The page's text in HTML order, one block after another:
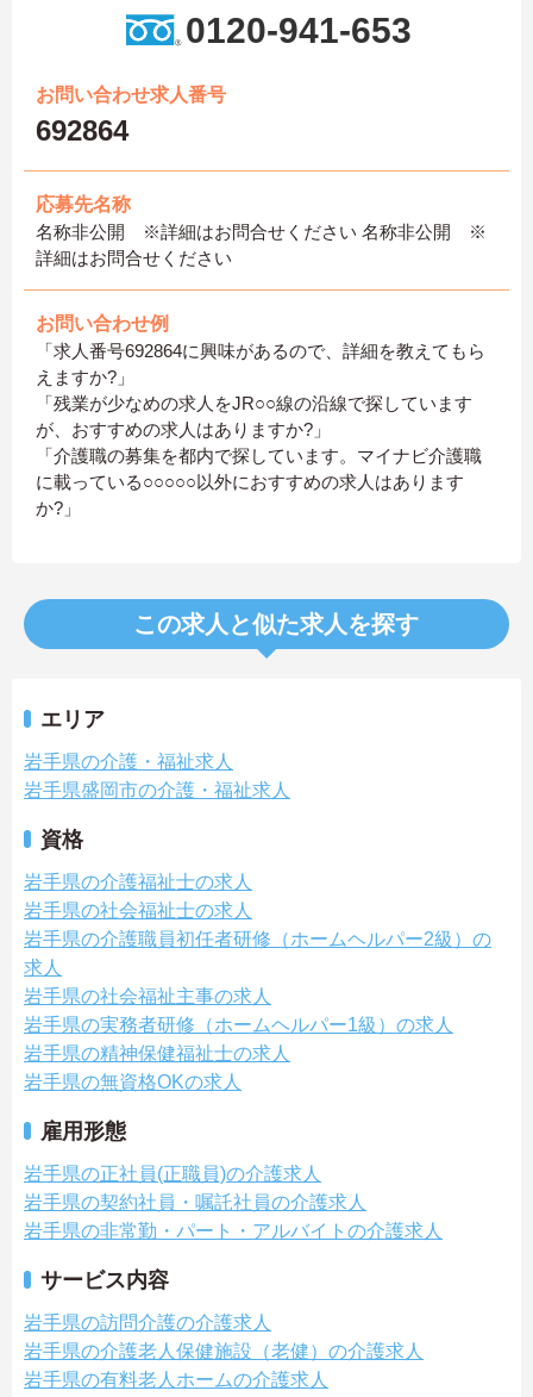
0120-941-653
お問い合わせ求人番号
692864
応募先名称
名称非公開 ※詳細はお問合せください 名称非公開 ※
詳細はお問合せください
お問い合わせ例
「求人番号692864に興味があるので、詳細を教えてもら
えますか?」
「残業が少なめの求人をJR○○線の沿線で探しています
が、おすすめの求人はありますか?」
「介護職の募集を都内で探しています。マイナビ介護職
に載っている○○○○○以外におすすめの求人はあります
か?」
この求人と似た求人を探す
エリア
岩手県の介護・福祉求人
岩手県盛岡市の介護・福祉求人
資格
岩手県の介護福祉士の求人
岩手県の社会福祉士の求人
岩手県の介護職員初任者研修（ホームヘルパー2級）の
求人
岩手県の社会福祉主事の求人
岩手県の実務者研修（ホームヘルパー1級）の求人
岩手県の精神保健福祉士の求人
岩手県の無資格OKの求人
雇用形態
岩手県の正社員(正職員)の介護求人
岩手県の契約社員・嘱託社員の介護求人
岩手県の非常勤・パート・アルバイトの介護求人
サービス内容
岩手県の訪問介護の介護求人
岩手県の介護老人保健施設（老健）の介護求人
岩手県の有料老人ホームの介護求人